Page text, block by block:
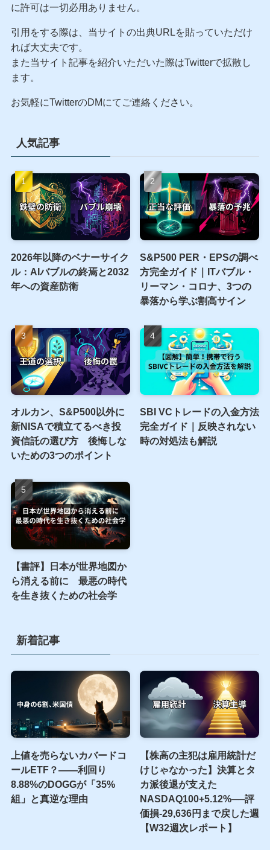
を持つ、泥臭いプロの検証記録です。
当サイトはリンクフリーです
に許可は一切必用ありません。
引用をする際は、当サイトの出典URLを貼っていただけ
れば大丈夫です。
また当サイト記事を紹介いただいた際はTwitterで拡散し
ます。
お気軽にTwitterのDMにてご連絡ください。
人気記事
2026年以降のベナーサイク
ル：AIバブルの終焉と2032
年への資産防衛
S&P500 PER・EPSの調べ
方完全ガイド｜ITバブル・
リーマン・コロナ、3つの
暴落から学ぶ割高サイン
オルカン、S&P500以外に
新NISAで積立てるべき投
資信託の選び方 後悔しな
いための3つのポイント
【書評】日本が世界地図か
ら消える前に 最悪の時代
を生き抜くための社会学
新着記事